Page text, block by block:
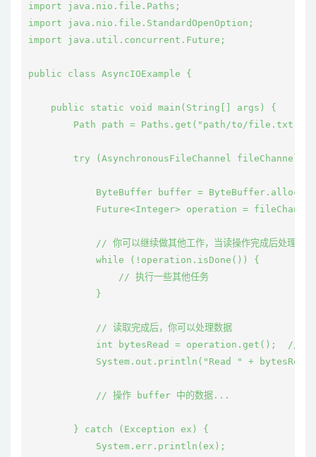
import java.nio.file.Paths;
import java.nio.file.StandardOpenOption;
import java.util.concurrent.Future;
public class AsyncIOExample {
    public static void main(String[] args) {
        Path path = Paths.get("path/to/file.txt");
try (AsynchronousFileChannel fileChannel
ByteBuffer buffer =
Future<Integer> operation =
            // 你可以继续做其他工作，当读操作完成后处理结果
            while (!operation.isDone()) {
                // 执行一些其他任务
            }
            // 读取完成后，你可以处理数据
int bytesRead = operation.get();  // 阻
System.out.println("Read " + bytesRead
            // 操作 buffer 中的数据...
        } catch (Exception ex) {
            System.err.println(ex);